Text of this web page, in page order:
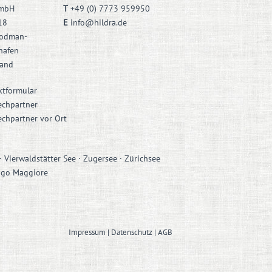
T +49 (0) 7773 959950
E info@hildra.de
vor Ort
Vierwaldstätter See · Zugersee · Zürichsee
Maggiore
Impressum Datenschutz AGB